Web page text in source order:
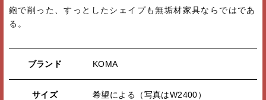
鉋で削った、すっとしたシェイプも無垢材家具ならではであ
る。
ブランド KOMA
サイズ 希望による（写真はW2400）